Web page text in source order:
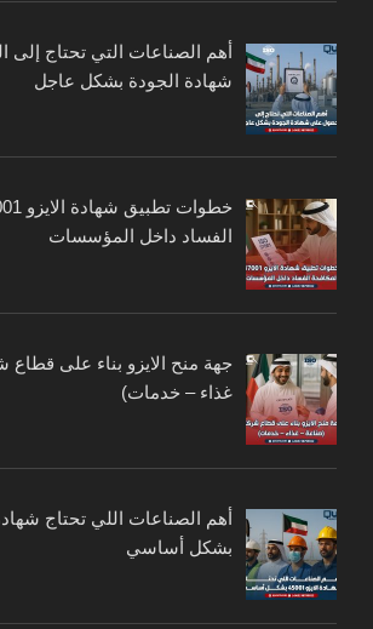
أهم الصناعات التي تحتاج
شهادة الجودة بشكل عاجل
الفساد داخل المؤسسات
جهة منح الايزو بناء على
غذاء – خدمات)
بشكل أساسي